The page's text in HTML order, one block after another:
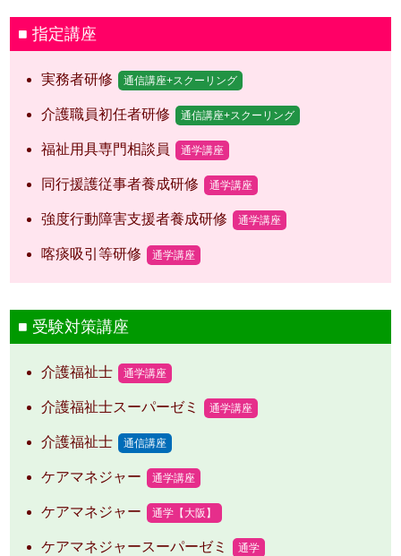
指定講座
実務者研修 通信講座+スクーリング
介護職員初任者研修 通信講座+スクーリング
福祉用具専門相談員 通学講座
同行援護従事者養成研修 通学講座
強度行動障害支援者養成研修 通学講座
喀痰吸引等研修 通学講座
受験対策講座
介護福祉士 通学講座
介護福祉士スーパーゼミ 通学講座
介護福祉士 通信講座
ケアマネジャー 通学講座
ケアマネジャー 通学【大阪】
ケアマネジャースーパーゼミ 通学